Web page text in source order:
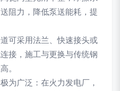
阻力，降低泵送能耗，提
道可采用法兰、快速接头或
接，施工与更换与传统钢
。
为广泛：在火力发电厂，